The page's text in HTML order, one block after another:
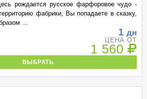
рождается русское фарфоровое чудо -
фабрики, Вы попадаете в сказку,
...
1 дн
ЦЕНА ОТ
1 560
ВЫБРАТЬ